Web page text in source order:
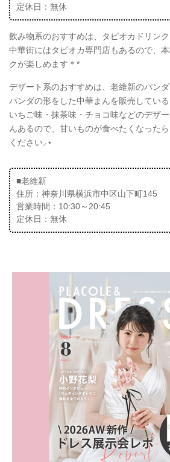
定休日：無休
飲み物系のおすすめは、タピオカドリンク
中華街にはタピオカ専門店もあるので、
クが楽しめます＊*
デザート系のおすすめは、老維新のパンダ
パンダの形をした中華まんを販売してい
いちご味・抹茶味・チョコ味などのデザ
んあるので、甘いものが食べたくなった
ください⸝⋆
■老維新
住所：神奈川県横浜市中区山下町145
営業時間：10:30～20:45
定休日：無休